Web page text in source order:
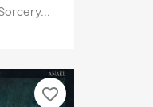
favorite_border